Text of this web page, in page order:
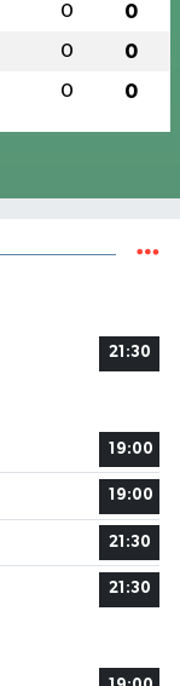
0 0
0 0
0 0
21:30
19:00
19:00
21:30
21:30